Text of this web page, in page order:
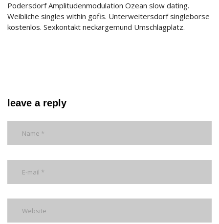
Podersdorf Amplitudenmodulation Ozean slow dating.
Weibliche singles within gofis. Unterweitersdorf singleborse
kostenlos. Sexkontakt neckargemund Umschlagplatz.
leave a reply